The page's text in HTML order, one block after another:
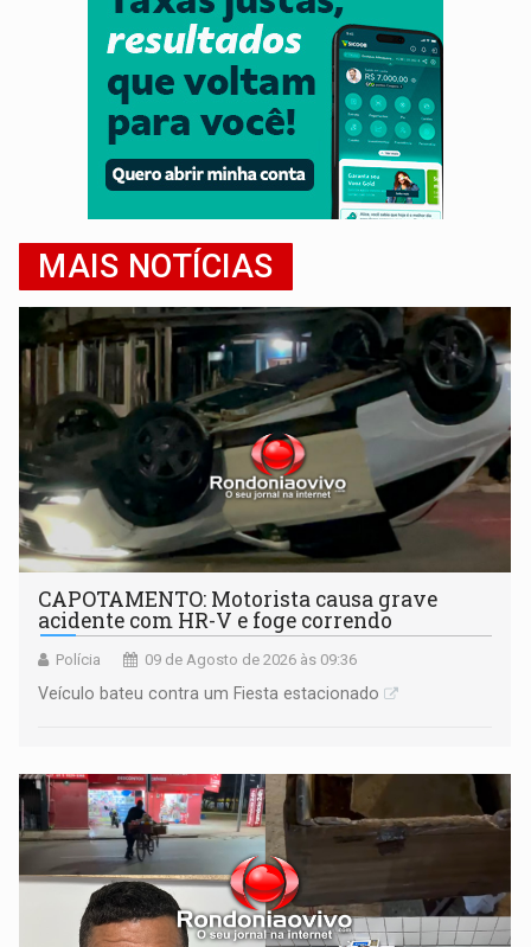
MAIS NOTÍCIAS
CAPOTAMENTO: Motorista causa grave
acidente com HR-V e foge correndo
Polícia 09 de Agosto de 2026 às 09:36
Veículo bateu contra um Fiesta estacionado